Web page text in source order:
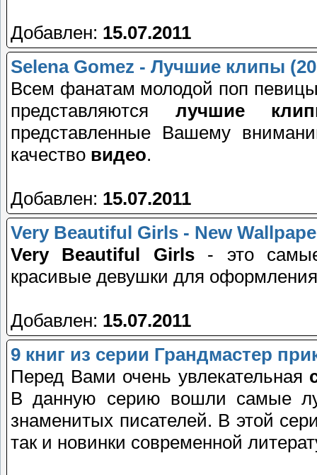
Добавлен: 15.07.2011
Selena Gomez - Лучшие клипы
Всем фанатам молодой поп
представляются лучшие
представленные Вашему
качество видео.
Добавлен: 15.07.2011
Very Beautiful Girls - New
Very Beautiful Girls- это
красивые девушки для оформления
Добавлен: 15.07.2011
9 книг из серии Грандмастер
Перед Вами очень увлекательная
В данную серию вошли самые
знаменитых писателей. В этой
так и новинки современной